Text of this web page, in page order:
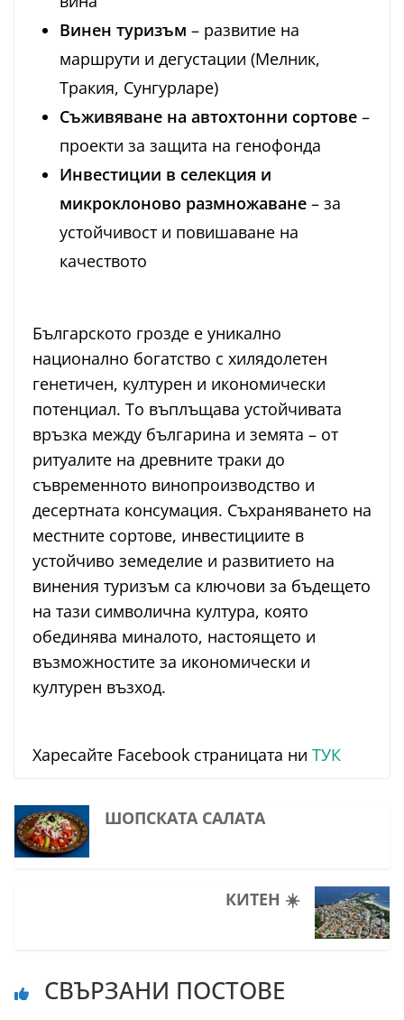
Винен туризъм – развитие на
маршрути и дегустации (Мелник,
Тракия, Сунгурларе)
Съживяване на автохтонни сортове –
проекти за защита на генофонда
Инвестиции в селекция и
микроклоново размножаване – за
устойчивост и повишаване на
качеството
Българското грозде е уникално
национално богатство с хилядолетен
генетичен, културен и икономически
потенциал. То въплъщава устойчивата
връзка между българина и земята – от
ритуалите на древните траки до
съвременното винопроизводство и
десертната консумация. Съхраняването на
местните сортове, инвестициите в
устойчиво земеделие и развитието на
винения туризъм са ключови за бъдещето
на тази символична култура, която
обединява миналото, настоящето и
възможностите за икономически и
културен възход.
Харесайте Facebook страницата ни ТУК
ШОПСКАТА САЛАТА
КИТЕН ☀️
СВЪРЗАНИ ПОСТОВЕ